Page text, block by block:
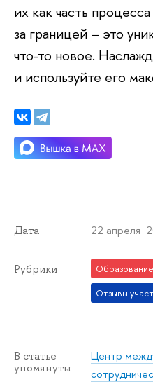
их как часть
за границей – это
что-то новое.
и используйте его
Дата 22 апреля
Рубрики
Образование
Отзывы
В статье
упомянуты
Центр